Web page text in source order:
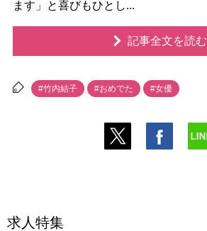
ます」と喜びもひとし...
記事全文を読む
#竹内結子 #おめでた #女優
求人特集